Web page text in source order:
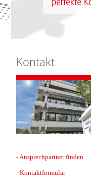
Kontakt
- Ansprechpartner finden
- Kontaktformular